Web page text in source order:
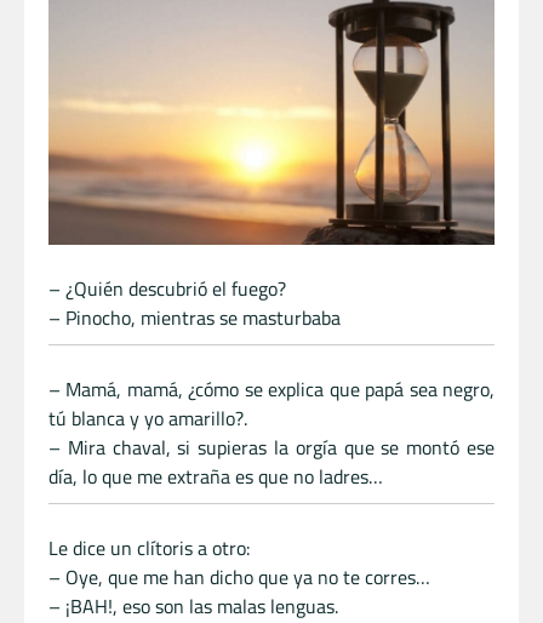
– ¿Quién descubrió el fuego?
– Pinocho, mientras se masturbaba
– Mamá, mamá, ¿cómo se explica que papá sea negro,
tú blanca y yo amarillo?.
– Mira chaval, si supieras la orgía que se montó ese
día, lo que me extraña es que no ladres…
Le dice un clítoris a otro:
– Oye, que me han dicho que ya no te corres…
– ¡BAH!, eso son las malas lenguas.